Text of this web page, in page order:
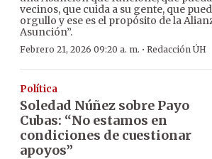
vecinos, que cuida a su gente, que
orgullo y ese es el propósito de la
Asunción”.
Febrero 21, 2026 09:20 a. m. · Redacción ÚH
Política
Soledad Núñez sobre Payo
Cubas: “No estamos en
condiciones de cuestionar
apoyos”